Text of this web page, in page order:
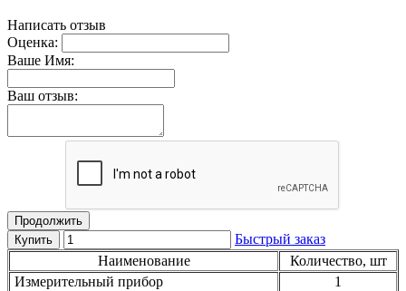
Написать отзыв
Оценка:
Ваше Имя:
Ваш отзыв:
Продолжить
Купить
Быстрый заказ
Наименование
Количество, шт
Измерительный прибор
1